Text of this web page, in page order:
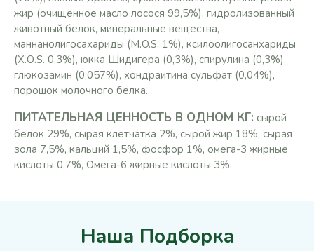
жир (очищенное масло лосося 99,5%), гидролизованный
животный белок, минеральные вещества,
маннанолигосахариды (М.O.S. 1%), ксилоолигосанхариды
(Х.О.S. 0,3%), юкка Шидигера (0,3%), спирулина (0,3%),
глюкозамин (0,057%), хондраитина сульфат (0,04%),
порошок молочного белка.
ПИТАТЕЛЬНАЯ ЦЕННОСТЬ В ОДНОМ КГ: сырой
белок 29%, сырая клетчатка 2%, сырой жир 18%, сырая
зола 7,5%, кальций 1,5%, фосфор 1%, омега-3 жирные
кислоты 0,7%, Омега-6 жирные кислоты 3%.
Наша Подборка